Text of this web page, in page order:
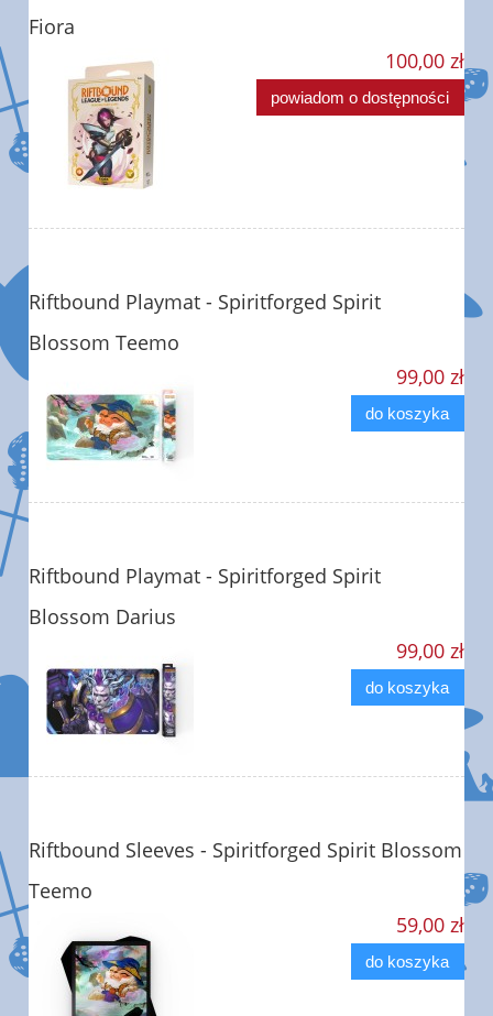
Fiora
100,00 zł
powiadom o dostępności
Riftbound Playmat - Spiritforged Spirit
Blossom Teemo
99,00 zł
do koszyka
Riftbound Playmat - Spiritforged Spirit
Blossom Darius
99,00 zł
do koszyka
Riftbound Sleeves - Spiritforged Spirit Blossom
Teemo
59,00 zł
do koszyka